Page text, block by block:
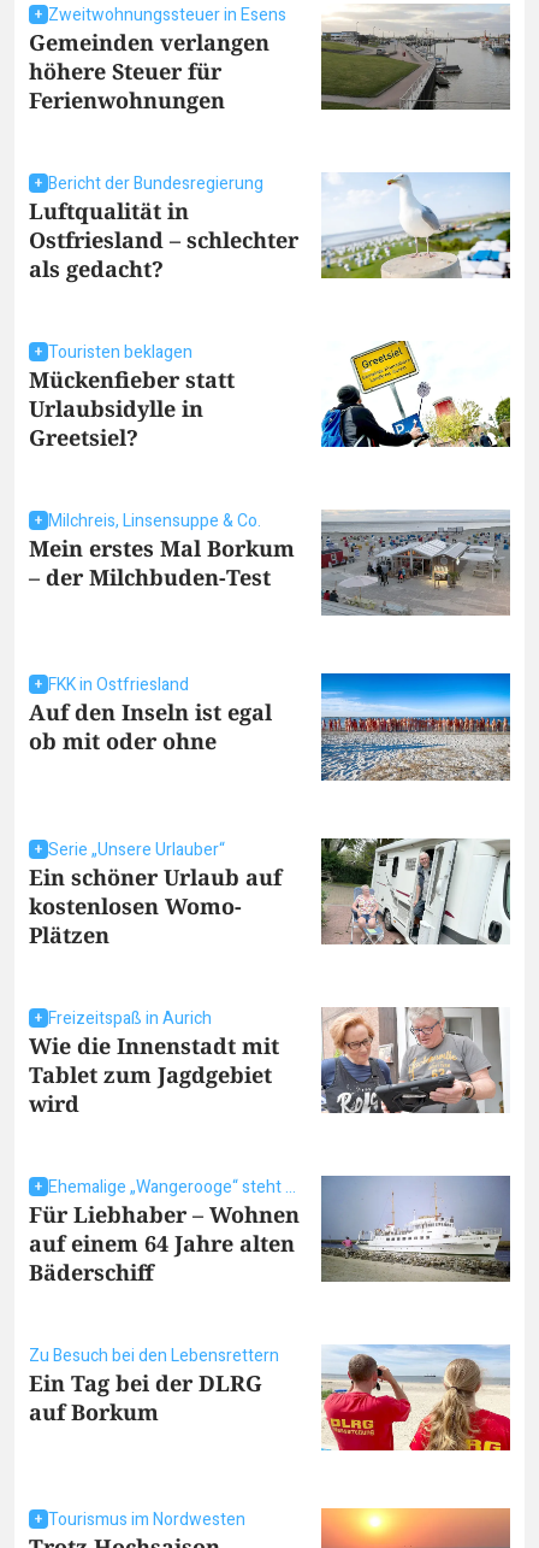
Zweitwohnungssteuer in Esens
Gemeinden verlangen
höhere Steuer für
Ferienwohnungen
Bericht der Bundesregierung
Luftqualität in
Ostfriesland – schlechter
als gedacht?
Touristen beklagen
Mückenfieber statt
Urlaubsidylle in
Greetsiel?
Milchreis, Linsensuppe & Co.
Mein erstes Mal Borkum
– der Milchbuden-Test
FKK in Ostfriesland
Auf den Inseln ist egal
ob mit oder ohne
Serie „Unsere Urlauber“
Ein schöner Urlaub auf
kostenlosen Womo-
Plätzen
Freizeitspaß in Aurich
Wie die Innenstadt mit
Tablet zum Jagdgebiet
wird
Ehemalige „Wangerooge“ steht zum Verkauf
Für Liebhaber – Wohnen
auf einem 64 Jahre alten
Bäderschiff
Zu Besuch bei den Lebensrettern
Ein Tag bei der DLRG
auf Borkum
Tourismus im Nordwesten